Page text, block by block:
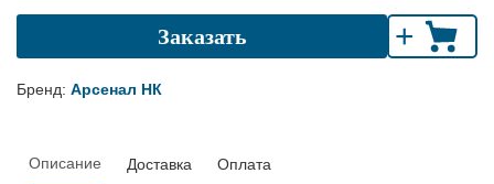
Заказать +
Бренд: Арсенал НК
Описание Доставка Оплата